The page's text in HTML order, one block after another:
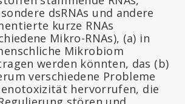
dsRNAs und andere
kurze RNAs
Mikro-RNAs), (a) in
Mikrobiom
werden könnten, das (b)
verschiedene Probleme
hervorrufen, die